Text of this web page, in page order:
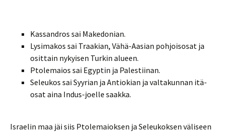
Kassandros sai Makedonian.
Lysimakos sai Traakian, Vähä-Aasian pohjoisosat ja
osittain nykyisen Turkin alueen.
Ptolemaios sai Egyptin ja Palestiinan.
Seleukos sai Syyrian ja Antiokian ja valtakunnan itä-
osat aina Indus-joelle saakka.
Israelin maa jäi siis Ptolemaioksen ja Seleukoksen väliseen